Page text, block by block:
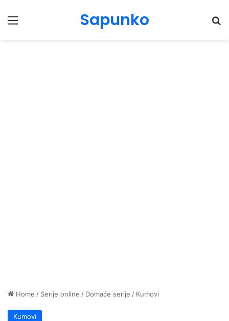
Menu Sapunko
Home / Serije online / Domaće serije / Kumovi
Kumovi